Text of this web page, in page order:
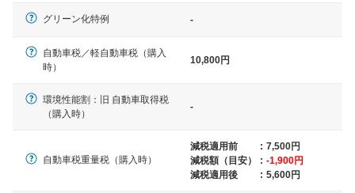
グリーン化特例 -
自動車税／軽自動車税（購入
時）
10,800円
環境性能割：旧 自動車取得税
（購入時）
-
自動車税重量税（購入時）
減税適用前 : 7,500円
減税額（目安）
: -1,900円
減税適用後
: 5,600円